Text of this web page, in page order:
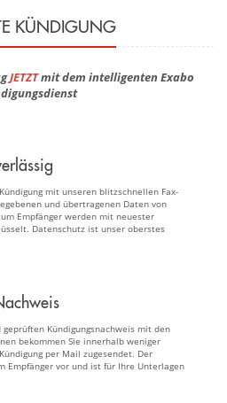
KÜNDIGUNG
JETZTmit dem intelligenten Exabo
mit unseren blitzschnellen Fax-
und übertragenen Daten von
Empfänger werden mit neuester
Datenschutz ist unser oberstes
Kündigungsnachweis mit den
bekommen Sie innerhalb weniger
per Mail zugesendet. Der
Empfänger vor und ist für Ihre Unterlagen